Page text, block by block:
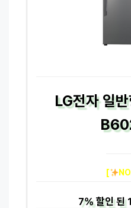
LG전자 일
[
7%할인 된